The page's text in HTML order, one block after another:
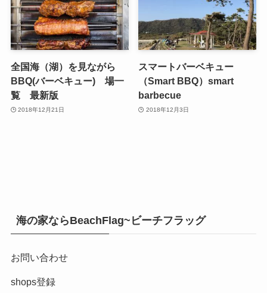
全国海（湖）を見ながら
BBQ(バーベキュー) 場一
覧 最新版
2018年12月21日
スマートバーベキュー
（Smart BBQ）smart
barbecue
2018年12月3日
海の家ならBeachFlag~ビーチフラッグ
お問い合わせ
shops登録